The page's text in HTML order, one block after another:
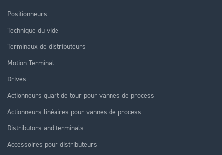
Positionneurs
Technique du vide
Terminaux de distributeurs
Motion Terminal
Drives
Actionneurs quart de tour pour vannes de process
Actionneurs linéaires pour vannes de process
Distributors and terminals
Accessoires pour distributeurs